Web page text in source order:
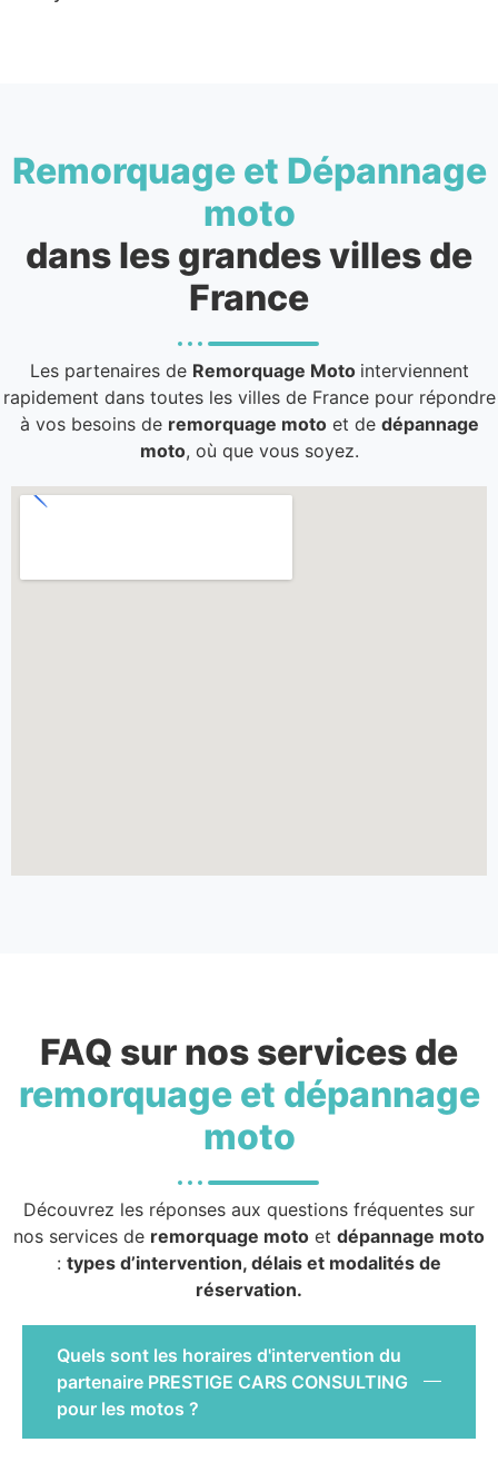
Remorquage et Dépannage
moto
dans les grandes villes de
France
Les partenaires de Remorquage Moto interviennent
rapidement dans toutes les villes de France pour répondre
à vos besoins de remorquage motoet de dépannage
moto, où que vous soyez.
FAQ sur nos services de
remorquage et dépannage
moto
Découvrez les réponses aux questions fréquentes sur
nos services de remorquage moto et dépannage moto
: types d’intervention, délais et modalités de
réservation.
Quels sont les horaires d'intervention du
partenaire PRESTIGE CARS CONSULTING
pour les motos ?